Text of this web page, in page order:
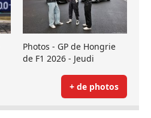
Photos - GP de Hongrie
de F1 2026 - Jeudi
+ de photos